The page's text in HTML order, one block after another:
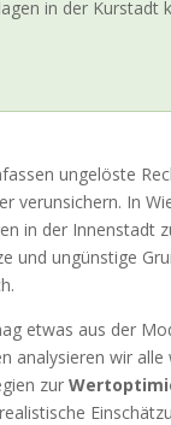
in der Kurstadt
ungelöste
verunsichern. In
in der Innenstadt
und ungünstige
etwas aus der
analysieren wir
zur